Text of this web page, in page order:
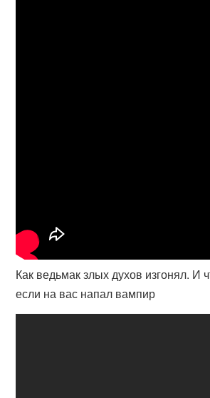
Как ведьмак злых духов изгонял. И
если на вас напал вампир